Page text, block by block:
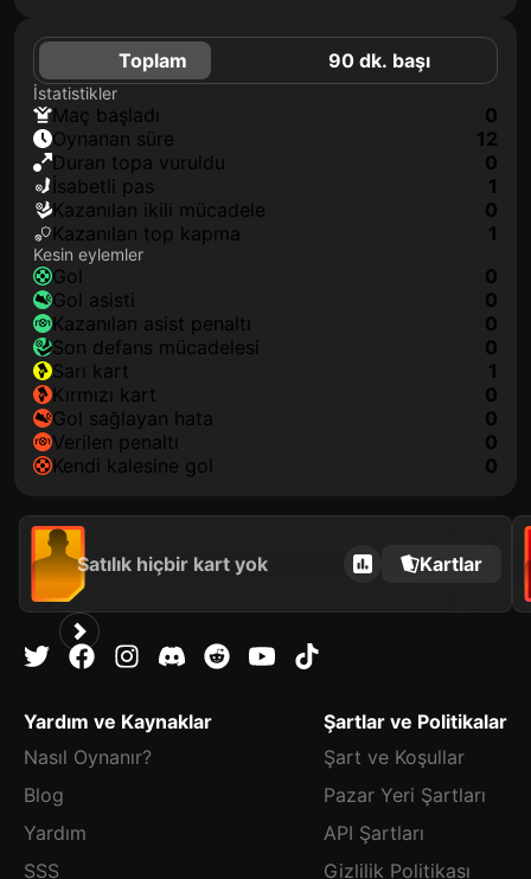
Toplam 90 dk. başı
İstatistikler
maç başladı
0
oynanan süre
12
duran topa vuruldu
0
isabetli pas
1
kazanılan ikili mücadele
0
kazanılan top kapma
1
Kesin eylemler
gol
0
gol asisti
0
kazanılan asist penaltı
0
son defans mücadelesi
0
sarı kart
1
kırmızı kart
0
gol sağlayan hata
0
verilen penaltı
0
kendi kalesine gol
0
Satılık hiçbir kart yok Kartlar
Yardım ve Kaynaklar
Nasıl Oynanır?
Blog
Yardım
SSS
Şartlar ve Politikalar
Şart ve Koşullar
Pazar Yeri Şartları
API Şartları
Gizlilik Politikası